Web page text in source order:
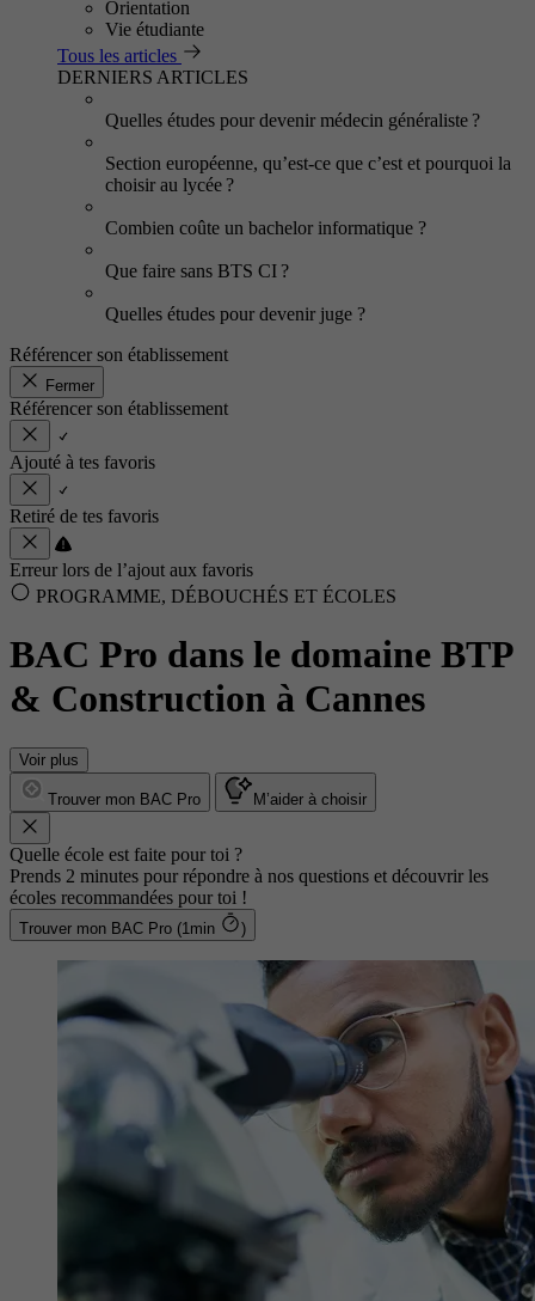
Orientation
Vie étudiante
Tous les articles
DERNIERS ARTICLES
Quelles études pour devenir médecin généraliste ?
Section européenne, qu’est-ce que c’est et pourquoi la
choisir au lycée ?
Combien coûte un bachelor informatique ?
Que faire sans BTS CI ?
Quelles études pour devenir juge ?
Référencer son établissement
Fermer
Référencer son établissement
Ajouté à tes favoris
Retiré de tes favoris
Erreur lors de l’ajout aux favoris
PROGRAMME, DÉBOUCHÉS ET ÉCOLES
BAC Pro dans le domaine BTP
& Construction à Cannes
Voir plus
Trouver mon BAC Pro M’aider à choisir
Quelle école est faite pour toi ?
Prends 2 minutes pour répondre à nos questions et découvrir les
écoles recommandées pour toi !
Trouver mon BAC Pro (1min )